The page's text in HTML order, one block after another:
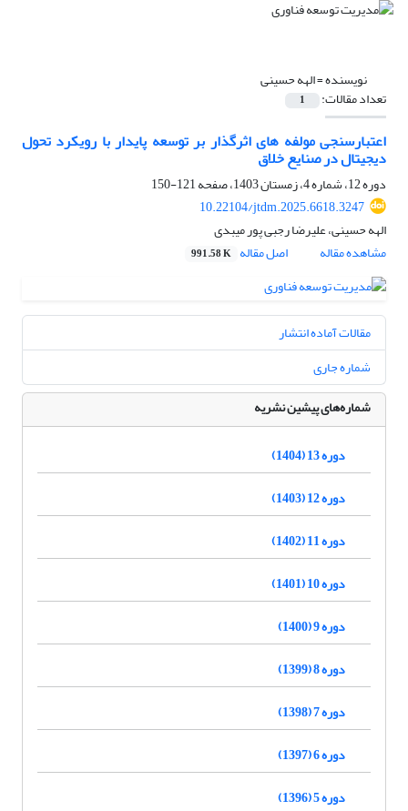
نویسنده =الهه حسینی
تعداد مقالات: 1
اعتبارسنجی مولفه های اثرگذار بر توسعه پایدار با رویکرد تحول
دیجیتال در صنایع خلاق
دوره 12، شماره 4، زمستان 1403، صفحه
121-150
10.22104/jtdm.2025.6618.3247
الهه حسینی، علیرضا رجبی پور میبدی
مشاهده مقاله
اصل مقاله 991.58 K
مقالات آماده انتشار
شماره جاری
شماره‌های پیشین نشریه
دوره 13 (1404)
دوره 12 (1403)
دوره 11 (1402)
دوره 10 (1401)
دوره 9 (1400)
دوره 8 (1399)
دوره 7 (1398)
دوره 6 (1397)
دوره 5 (1396)